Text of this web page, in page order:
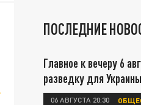
ПОСЛЕДНИЕ
Главное к вечеру 6
разведку для
06 АВГУСТА 20:30